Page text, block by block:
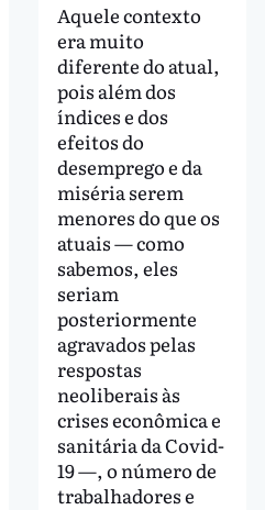
Aquele contexto
era muito
diferente do atual,
pois além dos
índices e dos
efeitos do
desemprego e da
miséria serem
menores do que os
atuais — como
sabemos, eles
seriam
posteriormente
agravados pelas
respostas
neoliberais às
crises econômica e
sanitária da Covid-
19 —, o número de
trabalhadores e